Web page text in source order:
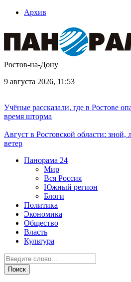
Архив
Ростов-на-Дону
9 августа 2026, 11:53
Учёные рассказали, где в Ростове
время шторма
Август в Ростовской области:
ветер
Панорама 24
Мир
Вся Россия
Южный регион
Блоги
Политика
Экономика
Общество
Власть
Культура